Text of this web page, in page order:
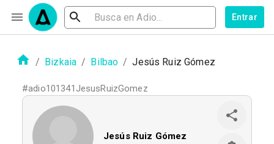
Entrar
/ Bizkaia / Bilbao / Jesús Ruiz Gómez
#adio101341JesusRuizGomez
Jesús Ruiz Gómez